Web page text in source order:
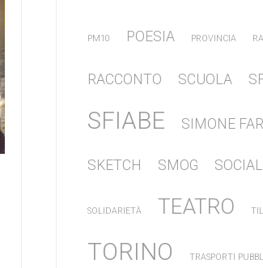
PM10 POESIA PROVINCIA
RACCONTO SCUOLA
SFIABE SIMONE
SKETCH SMOG SOCIAL
SOLIDARIETÀ TEATRO
TORINO TRASPORTI